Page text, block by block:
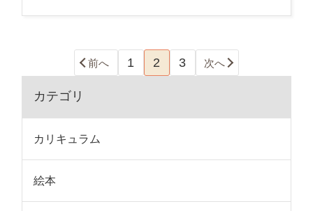
前へ 1 2 3 次へ
カテゴリ
カリキュラム
絵本